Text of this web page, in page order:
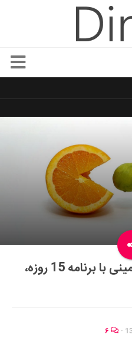
رژیم کانادایی – لاغری تضمینی با برنامه 15 روزه،
·